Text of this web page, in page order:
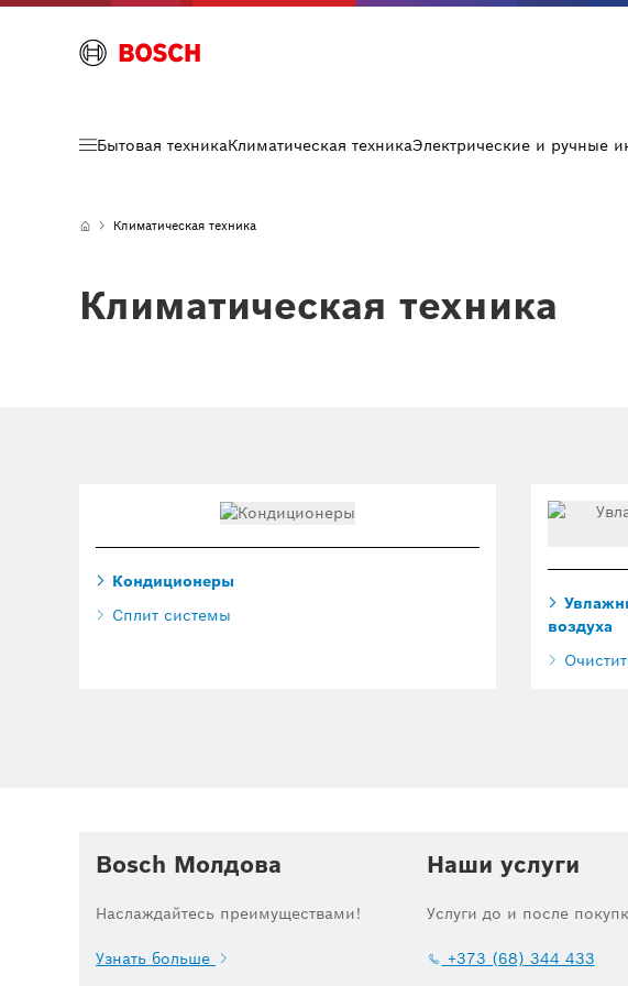
Бытовая техникаКлиматическая техникаЭлектрические и ручные
Климатическая техника
Климатическая техника
Кондиционеры
Сплит системы
воздуха
Bosch Молдова
Наслаждайтесь преимуществами!
Узнать больше
Наши услуги
Услуги до и после
+373 (68) 344 433